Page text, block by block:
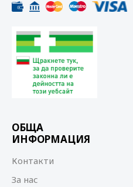
ОБЩА
ИНФОРМАЦИЯ
Контакти
За нас